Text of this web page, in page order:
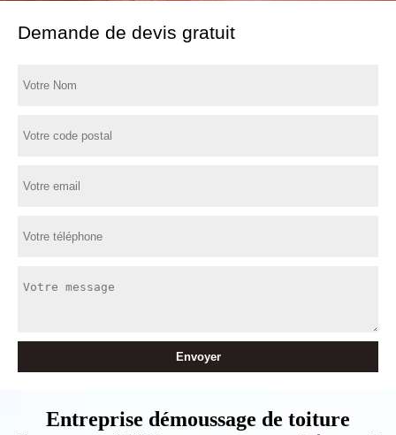
Demande de devis gratuit
Entreprise démoussage de toiture